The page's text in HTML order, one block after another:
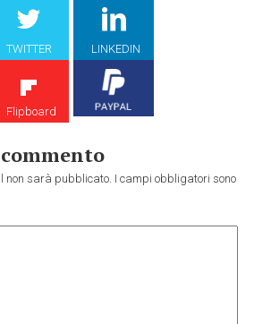
TWITTER LINKEDIN
Flipboard
non sarà pubblicato. I campi obbligatori sono